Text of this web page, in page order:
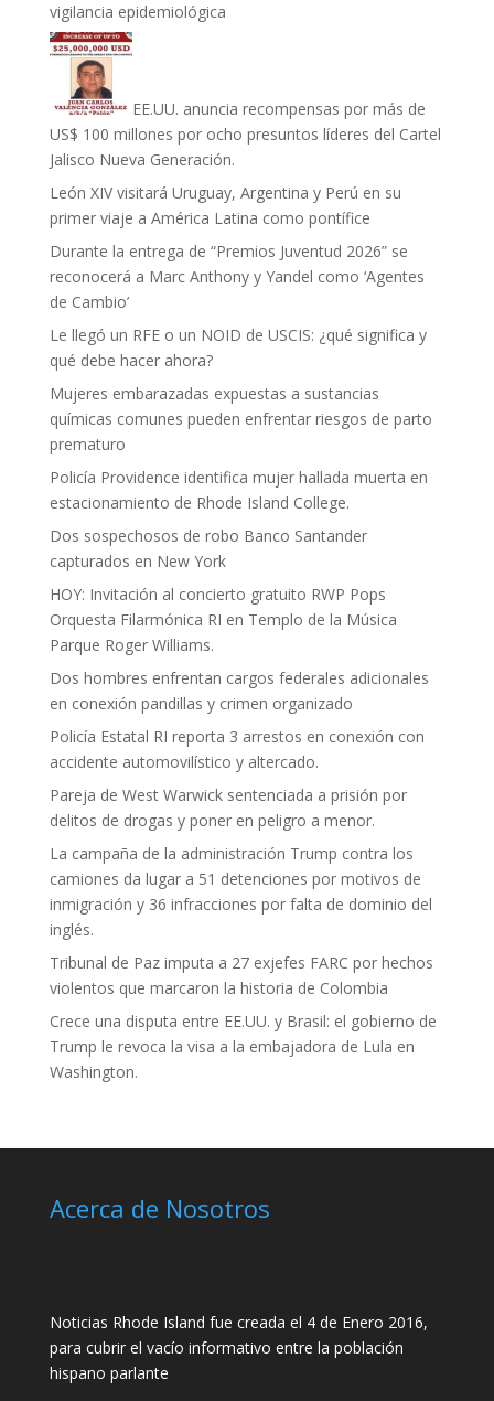
vigilancia epidemiológica
EE.UU. anuncia recompensas por más de
US$ 100 millones por ocho presuntos líderes del Cartel
Jalisco Nueva Generación.
León XIV visitará Uruguay, Argentina y Perú en su
primer viaje a América Latina como pontífice
Durante la entrega de “Premios Juventud 2026” se
reconocerá a Marc Anthony y Yandel como ‘Agentes
de Cambio’
Le llegó un RFE o un NOID de USCIS: ¿qué significa y
qué debe hacer ahora?
Mujeres embarazadas expuestas a sustancias
químicas comunes pueden enfrentar riesgos de parto
prematuro
Policía Providence identifica mujer hallada muerta en
estacionamiento de Rhode Island College.
Dos sospechosos de robo Banco Santander
capturados en New York
HOY: Invitación al concierto gratuito RWP Pops
Orquesta Filarmónica RI en Templo de la Música
Parque Roger Williams.
Dos hombres enfrentan cargos federales adicionales
en conexión pandillas y crimen organizado
Policía Estatal RI reporta 3 arrestos en conexión con
accidente automovilístico y altercado.
Pareja de West Warwick sentenciada a prisión por
delitos de drogas y poner en peligro a menor.
La campaña de la administración Trump contra los
camiones da lugar a 51 detenciones por motivos de
inmigración y 36 infracciones por falta de dominio del
inglés.
Tribunal de Paz imputa a 27 exjefes FARC por hechos
violentos que marcaron la historia de Colombia
Crece una disputa entre EE.UU. y Brasil: el gobierno de
Trump le revoca la visa a la embajadora de Lula en
Washington.
Acerca de Nosotros
Noticias Rhode Island fue creada el 4 de Enero 2016,
para cubrir el vacío informativo entre la población
hispano parlante